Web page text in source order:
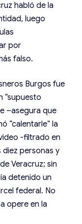
habló de la
luego
por
falso.
Burgos fue
“supuesto
–asegura que
“calentarle” la
-filtrado en
personas y
Veracruz; sin
detenido un
federal. No
opere en la